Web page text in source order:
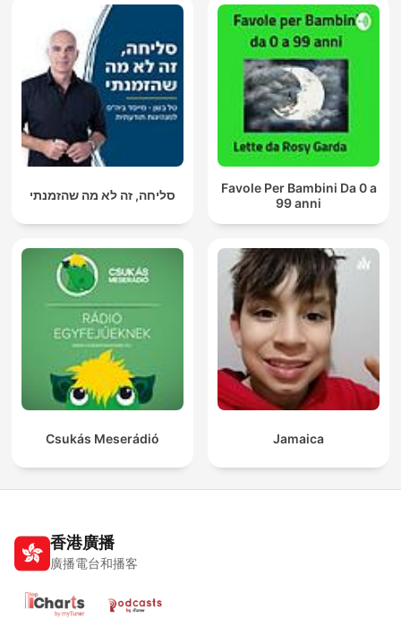
סליחה, זה לא מה שהזמנתי
Favole Per Bambini Da 0 a
99 anni
Csukás Meserádió Jamaica
香港廣播
廣播電台和播客